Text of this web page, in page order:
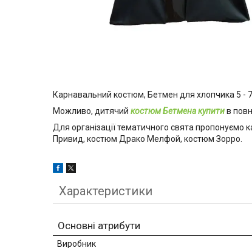
Карнавальний костюм, Бетмен для хлопчика 5 -
Можливо, дитячий костюм Бетмена купитив
Для організації тематичного свята пропонуємо
Привид, костюм Драко Мелфой, костюм Зорро.
Характеристики
Основні атрибути
Виробник